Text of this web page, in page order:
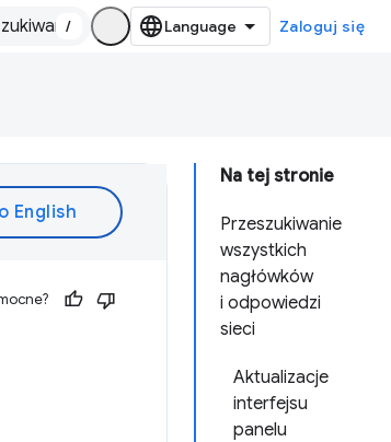
/ Zaloguj się
Na tej stronie
Przeszukiwanie
wszystkich
nagłówków
i odpowiedzi
sieci
Aktualizacje
interfejsu
panelu